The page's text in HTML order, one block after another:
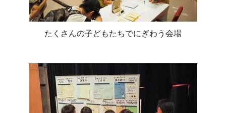
たくさんの子どもたちでにぎわう会場